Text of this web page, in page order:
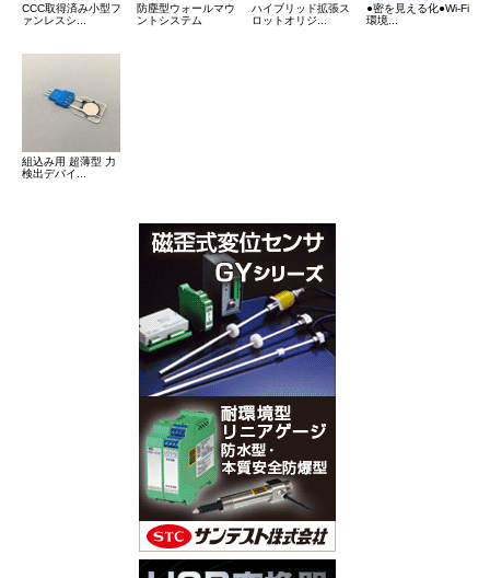
CCC取得済み小型フ
ァンレスシ...
防塵型ウォールマウ
ントシステム
ハイブリッド拡張ス
ロットオリジ...
●密を見える化●Wi-Fi
環境...
組込み用 超薄型 力
検出デバイ...